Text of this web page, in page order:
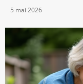
5 mai 2026